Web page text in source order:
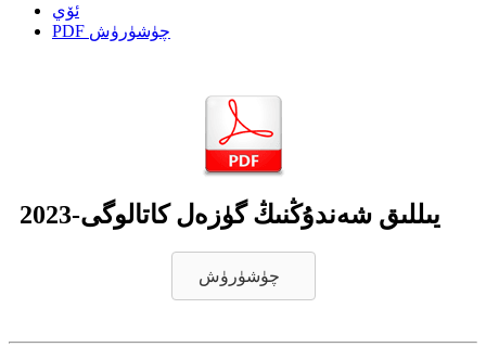
ئۆي
PDF چۈشۈرۈش
2023-يىللىق شەندۇڭنىڭ گۈزەل كاتالوگى
چۈشۈرۈش